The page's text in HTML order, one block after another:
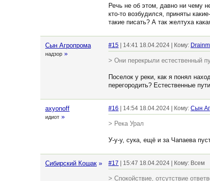
Речь не об этом, давно ни чему
кто-то возбудился, приняты
такие писать? А так желтуха
Сын Агропрома
надзор »
#15 | 14:41 18.04.2024 | Кому:
> Они перекрыли естественный
Поселок у реки, как я понял
перегородить? Естественные
axyonoff
идиот »
#16 | 14:54 18.04.2024 | Кому: Сын
> Река Урал
У-у-у, сука, ещё и за Чапаева
Сибирский Кошак » #17 | 15:47 18.04.2024 | Кому: Всем
> Спокойствие, отсутствие